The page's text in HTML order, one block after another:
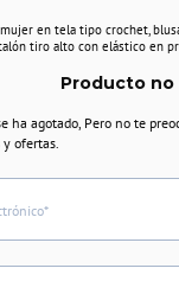
en tela tipo crochet,
tiro alto con elástico en
Producto
ha agotado, Pero no te
ofertas.